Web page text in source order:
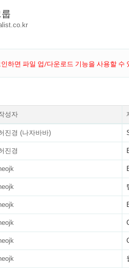
인하면 파일 업/다운로드 기능을 사용할 수
성자
진경 (나자바바)
진경